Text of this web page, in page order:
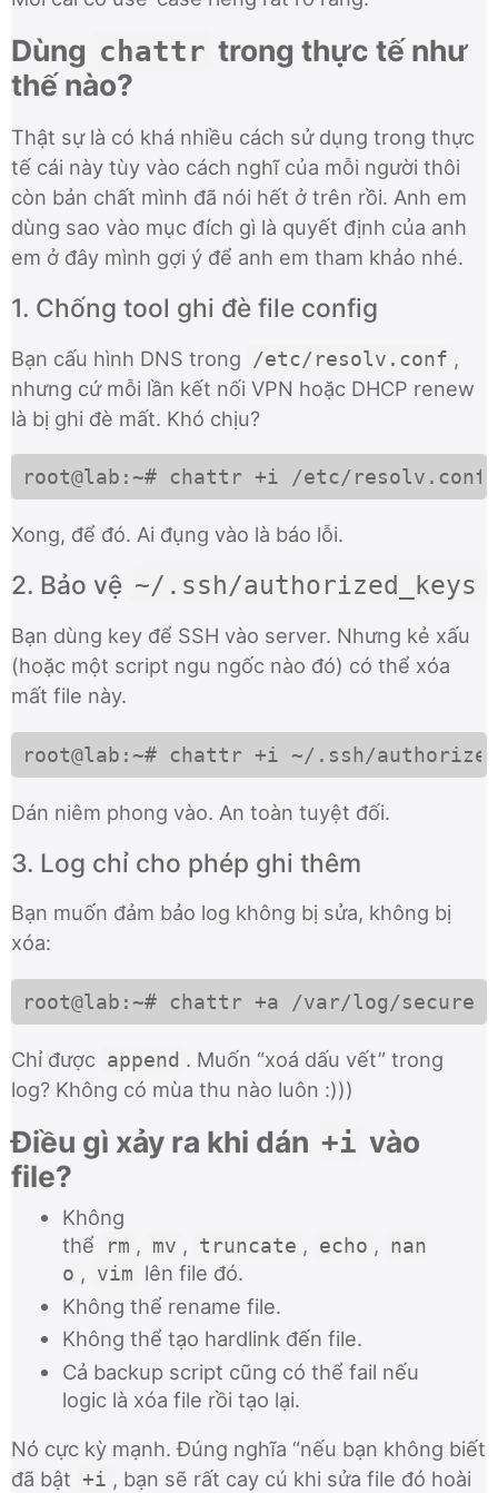
Dùng chattr trong thực tế như
thế nào?
Thật sự là có khá nhiều cách sử dụng trong thực
tế cái này tùy vào cách nghĩ của mỗi người thôi
còn bản chất mình đã nói hết ở trên rồi. Anh em
dùng sao vào mục đích gì là quyết định của anh
em ở đây mình gợi ý để anh em tham khảo nhé.
1. Chống tool ghi đè file config
Bạn cấu hình DNS trong /etc/resolv.conf ,
nhưng cứ mỗi lần kết nối VPN hoặc DHCP renew
là bị ghi đè mất. Khó chịu?
root@lab:~# chattr +i /etc/resolv.conf
Xong, để đó. Ai đụng vào là báo lỗi.
2. Bảo vệ ~/.ssh/authorized_keys
Bạn dùng key để SSH vào server. Nhưng kẻ xấu
(hoặc một script ngu ngốc nào đó) có thể xóa
mất file này.
root@lab:~# chattr +i ~/.ssh/
Dán niêm phong vào. An toàn tuyệt đối.
3. Log chỉ cho phép ghi thêm
Bạn muốn đảm bảo log không bị sửa, không bị
xóa:
root@lab:~# chattr +a /var/log/secure
Chỉ được append . Muốn “xoá dấu vết” trong
log? Không có mùa thu nào luôn :)))
Điều gì xảy ra khi dán +i vào
file?
Không
thể
rm , mv , truncate , echo , nan
o , vim lên file đó.
Không thể rename file.
Không thể tạo hardlink đến file.
Cả backup script cũng có thể fail nếu
logic là xóa file rồi tạo lại.
Nó cực kỳ mạnh. Đúng nghĩa “nếu bạn không biết
đã bật +i , bạn sẽ rất cay cú khi sửa file đó hoài